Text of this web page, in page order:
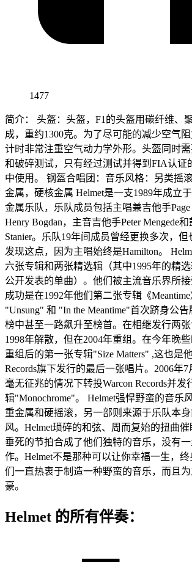
1477
简介： 头盔：头盔，F1的头盔用碳纤维、
成，重约1300克。为了尽可能的减少空气
计时非常注重空气动力学外形。头盔同时
和破碎测试，只有经过测试并得到FIA认证
中使用。 钢盔合唱团：音乐风格：另类摇
金属，硬核金属 Helmet是一支1989年成立
金属乐队，乐队成员包括主唱兼吉他手
Henry Bogdan，主音吉他手Peter Mengede和
Stanier。乐队19年间成员曾经更换多次，
发现这点，因为主唱始终是Hamilton。
六张专辑和两张精选辑（其中1995年的精
公开发表的单曲）。他们被主流音乐界所
成功是在1992年他们第二张专辑《
"Unsung" 和 "In the Meantime"首次跻身公
榜中甚至一路飙升至榜首。在相继发行两
1998年解散，但在2004年重组。在今年晚
重组后的第一张专辑"Size Matters" ,这也是
Records旗下发行的最后一张唱片。2006年7
毫无征兆的情况下转投Warcon Records并发
辑"Monochrome"。 Helmet强悍野蛮的音乐
重金属和硬摇滚，另一部则来源于乐队本
风。Helmet琐碎的和弦、周而复始的扭曲
垂死的节拍合成了他们独特的音乐，没有
作。Helmet不是那种可以让你幸福一生，
们一直热衷于制造一种野蛮的音乐，而且
豪。
Helmet 的所有伴奏：